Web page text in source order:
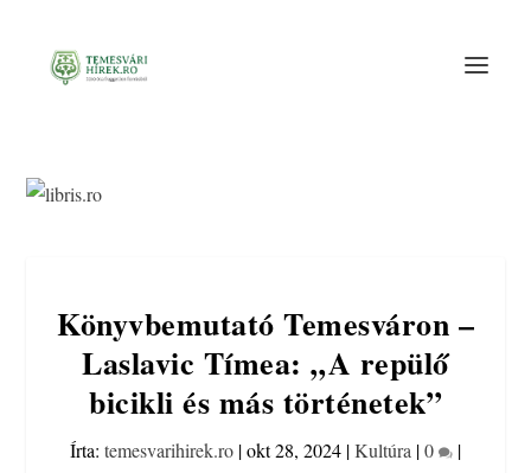
Könyvbemutató Temesváron –
Laslavic Tímea: „A repülő
bicikli és más történetek”
Írta: temesvarihirek.ro |okt 28, 2024 |Kultúra |0 |